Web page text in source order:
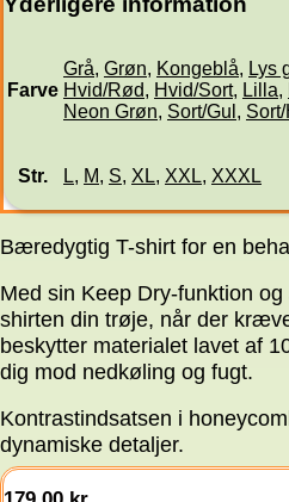
Farve
Grå, Grøn, Kongeblå, Lys
Hvid/Rød, Hvid/Sort, Lilla,
Neon Grøn, Sort/Gul ,
Str. L, M, S, XL, XXL, XXXL
Bæredygtig T-shirt for en
Med sin Keep Dry-funktion
shirten din trøje, når der
beskytter materialet lavet af
dig mod nedkøling og fugt.
Kontrastindsatsen i
dynamiske detaljer.